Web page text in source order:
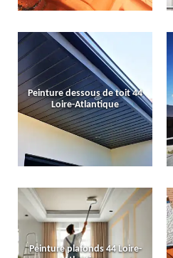
Peinture dessous de toit 44
Loire-Atlantique
Peinture plafonds 44 Loire-